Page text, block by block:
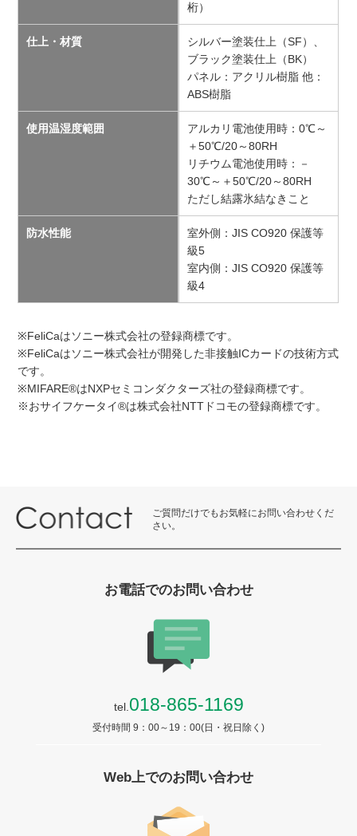
桁）
仕上・材質
シルバー塗装仕上（SF）、
ブラック塗装仕上（BK）
パネル：アクリル樹脂 他：
ABS樹脂
使用温湿度範囲
アルカリ電池使用時：0℃～
＋50℃/20～80RH
リチウム電池使用時：－
30℃～＋50℃/20～80RH
ただし結露氷結なきこと
防水性能
室外側：JIS CO920 保護等
級5
室内側：JIS CO920 保護等
級4
※FeliCaはソニー株式会社の登録商標です。
※FeliCaはソニー株式会社が開発した非接触ICカードの技術方式
です。
※MIFARE®はNXPセミコンダクターズ社の登録商標です。
※おサイフケータイ®は株式会社NTTドコモの登録商標です。
ご質問だけでもお気軽にお問い合わせくだ
さい。
お電話でのお問い合わせ
tel.018-865-1169
受付時間 9：00～19：00(日・祝日除く)
Web上でのお問い合わせ